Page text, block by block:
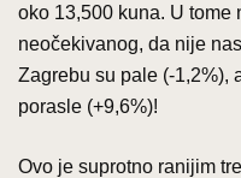
oko 13,500 kuna. U tome
neočekivanog, da nije
Zagrebu su pale (-1,2%),
porasle (+9,6%)!
Ovo je suprotno ranijim